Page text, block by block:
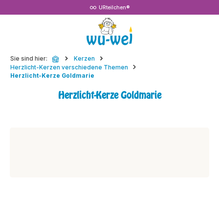
URteilchen®
Sie sind hier:
Kerzen
Herzlicht-Kerzen verschiedene Themen
Herzlicht-Kerze Goldmarie
Herzlicht-Kerze Goldmarie